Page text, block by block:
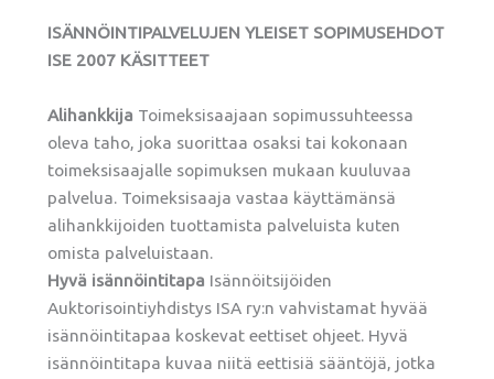
ISÄNNÖINTIPALVELUJEN YLEISET SOPIMUSEHDOT
ISE 2007 KÄSITTEET
Alihankkija Toimeksisaajaan sopimussuhteessa
oleva taho, joka suorittaa osaksi tai kokonaan
toimeksisaajalle sopimuksen mukaan kuuluvaa
palvelua. Toimeksisaaja vastaa käyttämänsä
alihankkijoiden tuottamista palveluista kuten
omista palveluistaan.
Hyvä isännöintitapa Isännöitsijöiden
Auktorisointiyhdistys ISA ry:n vahvistamat hyvää
isännöintitapaa koskevat eettiset ohjeet. Hyvä
isännöintitapa kuvaa niitä eettisiä sääntöjä, jotka